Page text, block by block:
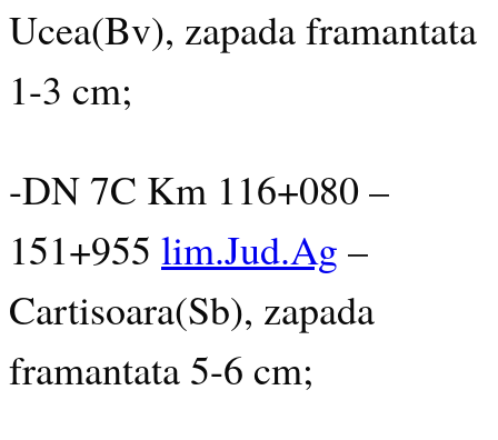
Ucea(Bv), zapada framantata
1-3 cm;
-DN 7C Km 116+080 –
151+955 lim.Jud.Ag –
Cartisoara(Sb), zapada
framantata 5-6 cm;